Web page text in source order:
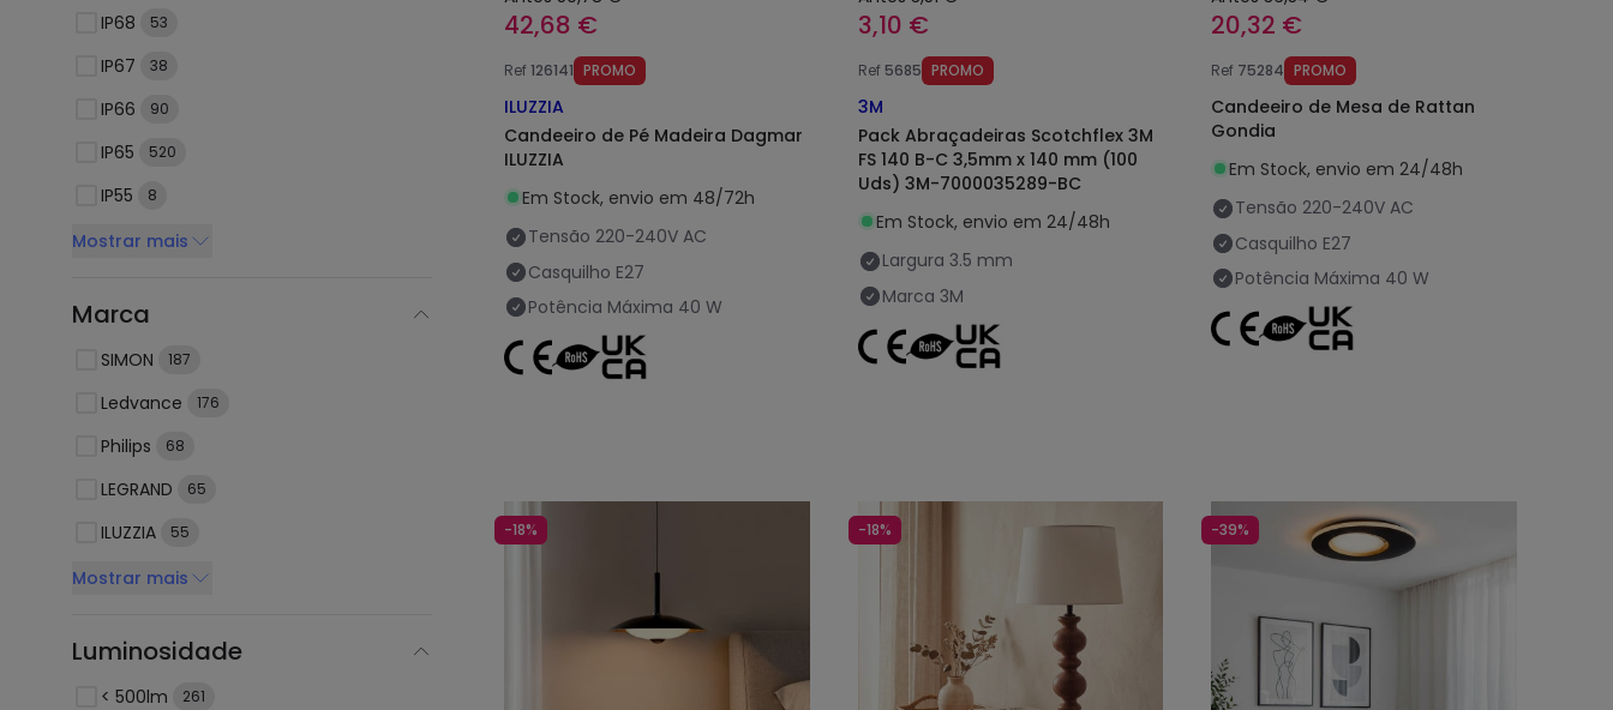
IP68 53
IP67 38
IP66 90
IP65 520
IP55 8
Mostrar mais
Marca
SIMON 187
Ledvance 176
Philips 68
LEGRAND 65
ILUZZIA 55
Mostrar mais
Luminosidade
< 500lm 261
42,68 €
Ref126141 PROMO
ILUZZIA
Candeeiro de Pé Madeira Dagmar
ILUZZIA
Em Stock, envio em 48/72h
Tensão 220-240V AC
Casquilho E27
Potência Máxima 40 W
3,10 €
Ref 5685 PROMO
3M
Pack Abraçadeiras Scotchflex 3M
FS 140 B-C 3,5mm x 140 mm (100
Uds) 3M-7000035289-BC
Em Stock, envio em 24/48h
Largura 3.5 mm
Marca 3M
20,32 €
Ref 75284 PROMO
Candeeiro de Mesa de Rattan
Gondia
Em Stock, envio em 24/48h
Tensão 220-240V AC
Casquilho E27
Potência Máxima 40 W
-18% -18% -39%